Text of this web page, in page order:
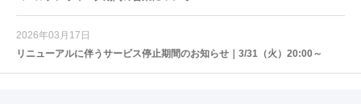
2026年03月17日
リニューアルに伴うサービス停止期間のお知らせ｜3/31（火）20:00～